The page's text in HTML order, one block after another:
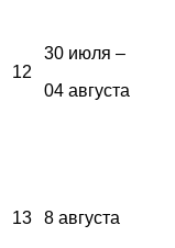
12
30 июля –
04 августа
13 8 августа